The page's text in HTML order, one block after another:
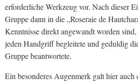
erforderliche Werkzeug vor. Nach dieser
Gruppe dann in die „Roseraie de
Kenntnisse direkt angewandt worden
jeden Handgriff begleitete und geduldig
Gruppe beantwortete.
Ein besonderes Augenmerk galt hier auch